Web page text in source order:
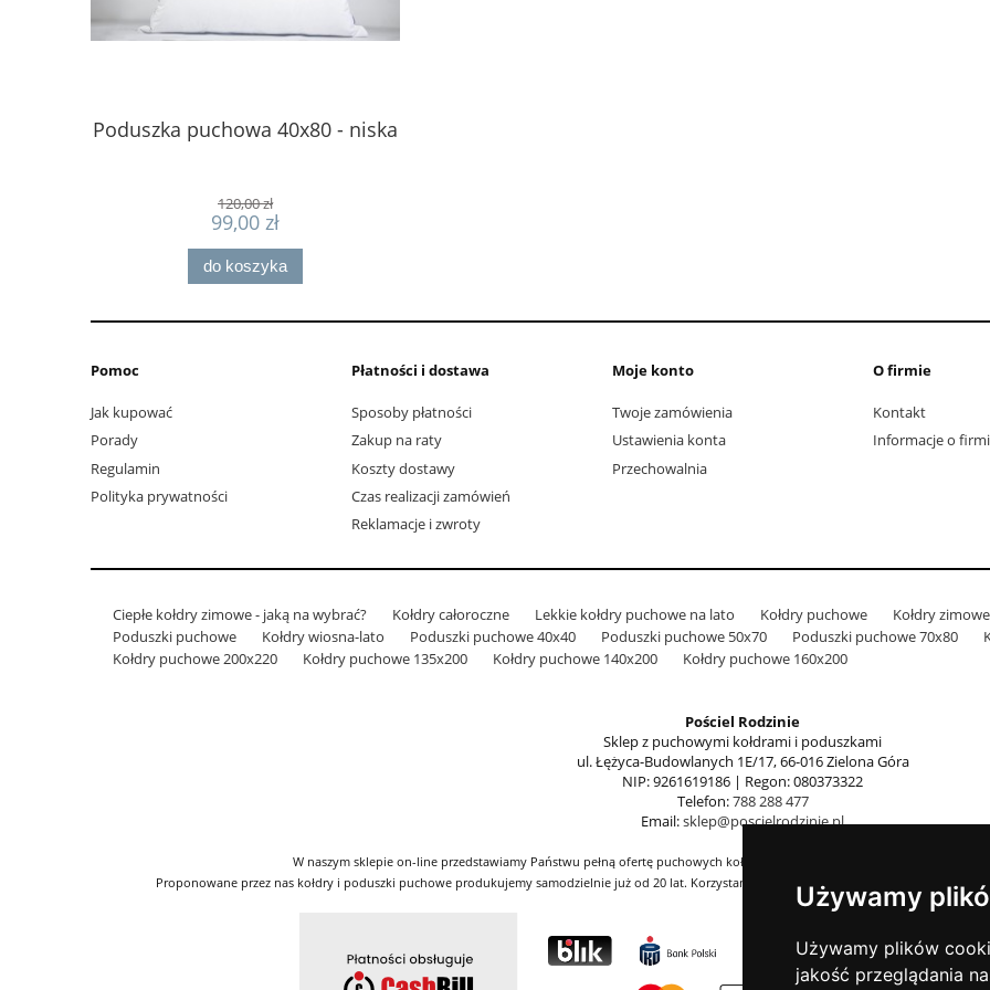
Używamy
Używamy plików
jakość przeglądania
Poduszka puchowa 40x80 - niska
120,00 zł
99,00 zł
do koszyka
Pomoc
Jak kupować
Porady
Regulamin
Polityka prywatności
Płatności i dostawa
Sposoby płatności
Zakup na raty
Koszty dostawy
Czas realizacji zamówień
Reklamacje i zwroty
Moje konto
Twoje zamówienia
Ustawienia konta
Przechowalnia
O firmie
Kontakt
Informacje o
Ciepłe kołdry zimowe - jaką na wybrać? Kołdry całoroczne Lekkie kołdry puchowe na lato Kołdry puchowe Kołdry zimowe
Poduszki puchowe
Kołdry wiosna-lato Poduszki puchowe 40x40 Poduszki puchowe 50x70 Poduszki puchowe 70x80
Kołdry puchowe 200x220
Kołdry puchowe 135x200 Kołdry puchowe 140x200 Kołdry puchowe 160x200
Pościel Rodzinie
Sklep z puchowymi kołdrami i poduszkami
ul. Łężyca-Budowlanych 1E/17, 66-016 Zielona Góra
NIP: 9261619186 | Regon: 080373322
Telefon:788 288 477
Email:sklep@poscielrodzinie.pl
W naszym sklepie on-line przedstawiamy Państwu pełną ofertę puchowych kołder i poduszek produkowanych przez
Proponowane przez nas kołdry i poduszki puchowe produkujemy samodzielnie już od 20 lat. Korzystamy wyłącznie z naturalnych surowców w